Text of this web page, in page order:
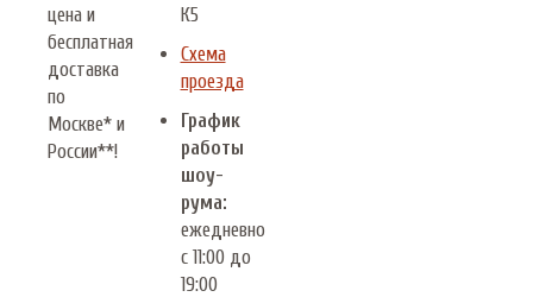
цена и
бесплатная
доставка
по
Москве* и
России**!
К5
Схема
проезда
График
работы
шоу-
рума:
ежедневно
с 11:00 до
19:00